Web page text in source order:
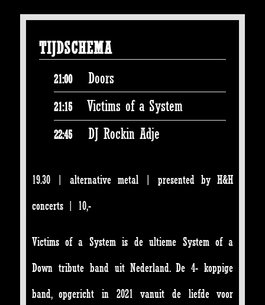
TIJDSCHEMA
21:00 Doors
21:15 Victims of a System
22:45 DJ Rockin Adje
19.30 | alternative metal | presented by H&H
concerts | 10,-
Victims of a System is de ultieme System of a
Down tribute band uit Nederland. De 4- koppige
band, opgericht in 2021 vanuit de liefde voor